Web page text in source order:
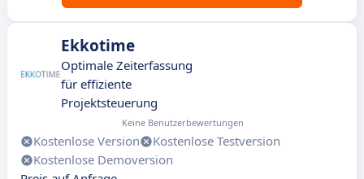
Ekkotime
Optimale Zeiterfassung
für effiziente
Projektsteuerung
Keine Benutzerbewertungen
Kostenlose Version
Kostenlose Testversion
Kostenlose Demoversion